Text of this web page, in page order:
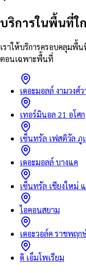
บริการในพื้นที่ใ
เราให้บริการครอบคลุมพื้
ตอนเฉพาะพื้นที่
เดอะมอลล์ งามวงศ์
เทอร์มินอล 21 อโศก
เซ็นทรัล เฟสติวัล ภู
เดอะมอลล์ บางแค
เซ็นทรัล เชียงใหม่
ไอคอนสยาม
เดอะวอล์ค ราชพฤก
ดิ เอ็มโพเรียม